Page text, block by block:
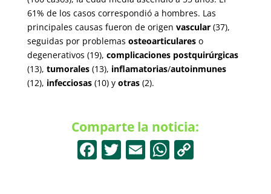
61% de los casos correspondió a hombres. Las
principales causas fueron de origen vascular (37),
seguidas por problemas osteoarticulares o
degenerativos (19), complicaciones postquirúrgicas
(13), tumorales (13), inflamatorias/autoinmunes
(12), infecciosas(10) y otras (2).
Comparte la noticia:
F T E W